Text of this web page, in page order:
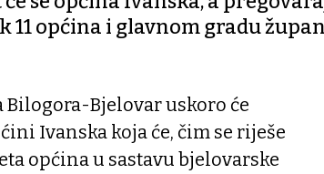
općina i glavnom gradu
Bilogora-Bjelovar uskoro će
Ivanska koja će, čim se riješe
općina u sastavu bjelovarske